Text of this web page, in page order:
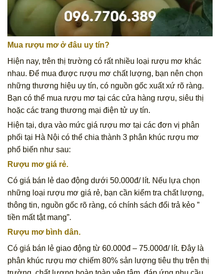
Mua rượu mơ ở đâu uy tín?
Hiện nay, trên thị trường có rất nhiều loại rượu mơ khác
nhau. Để mua được rượu mơ chất lượng, bạn nên chọn
những thương hiệu uy tín, có nguồn gốc xuất xứ rõ ràng.
Bạn có thể mua rượu mơ tại các cửa hàng rượu, siêu thị
hoặc các trang thương mại điện tử uy tín.
Hiện tại, dựa vào mức giá rượu mơ tại các đơn vị phân
phối tại Hà Nội có thể chia thành 3 phân khúc rượu mơ
phổ biến như sau:
Rượu mơ giá rẻ.
Có giá bán lẻ dao động dưới 50.000đ/ lít. Nếu lựa chọn
những loại rượu mơ giá rẻ, bạn cần kiểm tra chất lượng,
thông tin, nguồn gốc rõ ràng, có chính sách đổi trả kẻo ”
tiền mất tật mang”.
Rượu mơ bình dân.
Có giá bán lẻ giao động từ 60.000đ – 75.000đ/ lít. Đây là
phân khúc rượu mơ chiếm 80% sản lượng tiêu thụ trên thị